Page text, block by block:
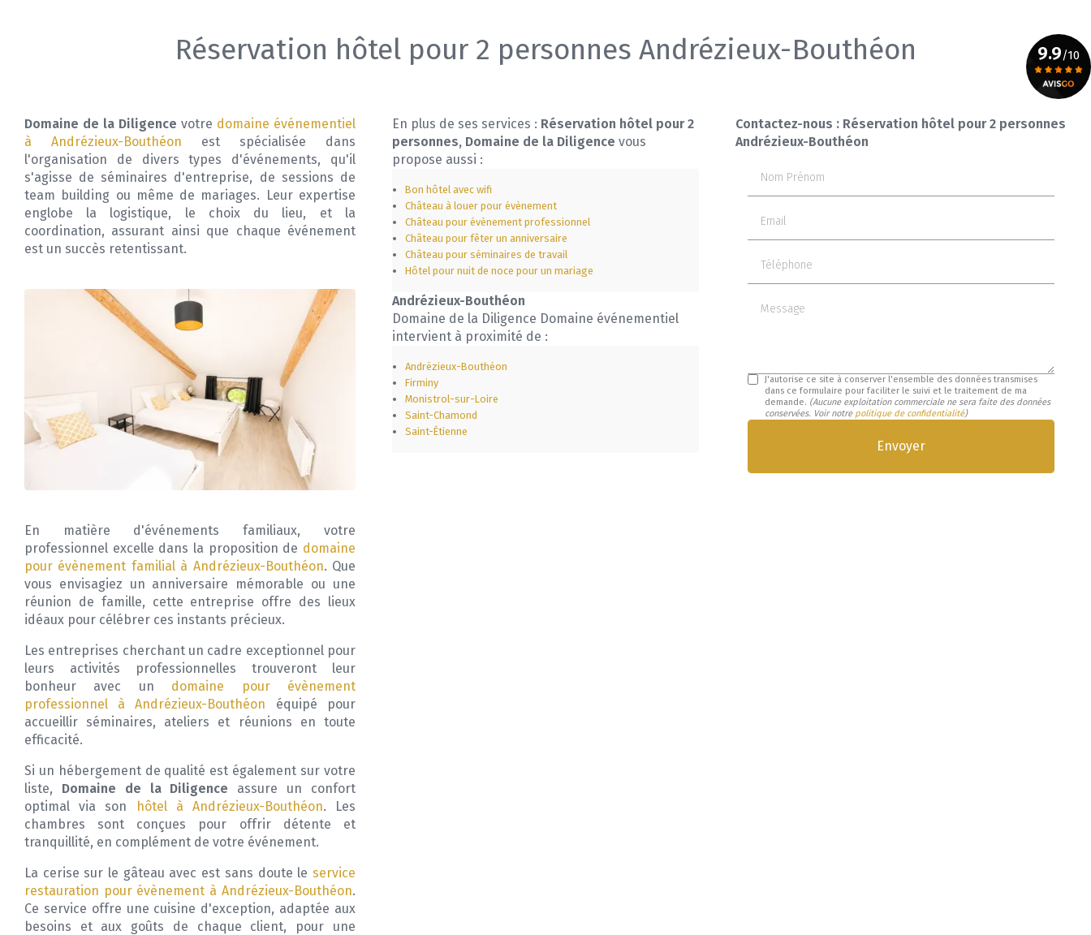
9.9/10
Réservation hôtel pour 2 personnes Andrézieux-Bouthéon
Domaine de la Diligence votre domaine événementiel
à Andrézieux-Bouthéon est spécialisée dans
l'organisation de divers types d'événements, qu'il
s'agisse de séminaires d'entreprise, de sessions de
team building ou même de mariages. Leur expertise
englobe la logistique, le choix du lieu, et la
coordination, assurant ainsi que chaque événement
est un succès retentissant.
En matière d'événements familiaux, votre
professionnel excelle dans la proposition de domaine
pour évènement familial à Andrézieux-Bouthéon. Que
vous envisagiez un anniversaire mémorable ou une
réunion de famille, cette entreprise offre des lieux
idéaux pour célébrer ces instants précieux.
Les entreprises cherchant un cadre exceptionnel pour
leurs activités professionnelles trouveront leur
bonheur avec un domaine pour évènement
professionnel à Andrézieux-Bouthéon équipé pour
accueillir séminaires, ateliers et réunions en toute
efficacité.
Si un hébergement de qualité est également sur votre
liste, Domaine de la Diligence assure un confort
optimal via son
hôtel à Andrézieux-Bouthéon. Les
chambres sont conçues pour offrir détente et
tranquillité, en complément de votre événement.
La cerise sur le gâteau avec est sans doute le service
restauration pour évènement à Andrézieux-Bouthéon.
Ce service offre une cuisine d'exception, adaptée aux
besoins et aux goûts de chaque client, pour une
En plus de ses services : Réservation hôtel pour 2
personnes, Domaine de la Diligence vous
propose aussi :
Bon hôtel avec wifi
Château à louer pour évènement
Château pour évènement professionnel
Château pour fêter un anniversaire
Château pour séminaires de travail
Hôtel pour nuit de noce pour un mariage
Andrézieux-Bouthéon
Domaine de la Diligence Domaine événementiel
intervient à proximité de :
Andrézieux-Bouthéon
Firminy
Monistrol-sur-Loire
Saint-Chamond
Saint-Étienne
Contactez-nous : Réservation hôtel pour 2 personnes
Andrézieux-Bouthéon
J'autorise ce site à conserver l'ensemble des données transmises
dans ce formulaire pour faciliter le suivi et le traitement de ma
demande. (Aucune exploitation commerciale ne sera faite des données
conservées. Voir notre politique de confidentialité)